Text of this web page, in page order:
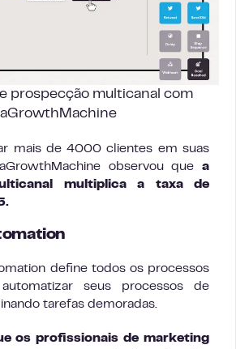
prospecção multicanal com
mais de 4000 clientes em suas
observou que a
multiplica a taxa de
define todos os processos
seus processos de
tarefas demoradas.
os profissionais de marketing